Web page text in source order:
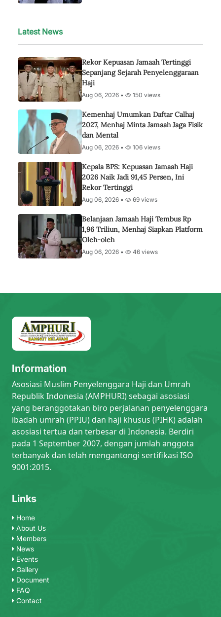
Latest News
Rekor Kepuasan Jamaah Tertinggi
Sepanjang Sejarah Penyelenggaraan
Haji
Aug 06, 2026 • 150 views
Kemenhaj Umumkan Daftar Calhaj
2027, Menhaj Minta Jamaah Jaga Fisik
dan Mental
Aug 06, 2026 • 106 views
Kepala BPS: Kepuasan Jamaah Haji
2026 Naik Jadi 91,45 Persen, Ini
Rekor Tertinggi
Aug 06, 2026 • 69 views
Belanjaan Jamaah Haji Tembus Rp
1,96 Triliun, Menhaj Siapkan Platform
Oleh-oleh
Aug 06, 2026 • 46 views
Information
Asosiasi Muslim Penyelenggara Haji dan Umrah
Republik Indonesia (AMPHURI) sebagai asosiasi
yang beranggotakan biro perjalanan penyelenggara
ibadah umrah (PPIU) dan haji khusus (PIHK) adalah
asosiasi tertua dan terbesar di Indonesia. Berdiri
pada 1 September 2007, dengan jumlah anggota
terbanyak dan telah mengantongi sertifikasi ISO
9001:2015.
Links
Home
About Us
Members
News
Events
Gallery
Document
FAQ
Contact